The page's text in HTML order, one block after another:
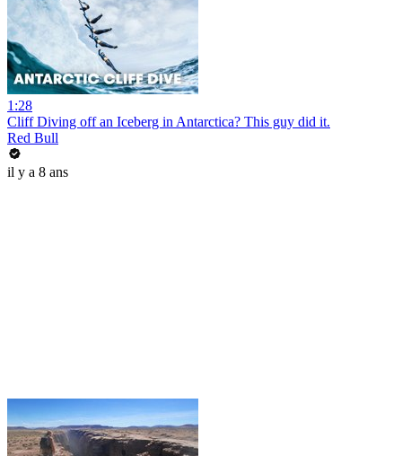
1:28
Cliff Diving off an Iceberg in Antarctica? This guy did it.
Red Bull
il y a 8 ans